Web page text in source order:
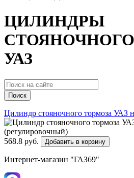
ЦИЛИНДРЫ
УАЗ
Поиск
Цилиндр стояночного тормоза УАЗ
568.8 руб. Добавить в корзину
Интернет-магазин "ГАЗ69"